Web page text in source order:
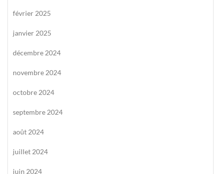
février 2025
janvier 2025
décembre 2024
novembre 2024
octobre 2024
septembre 2024
août 2024
juillet 2024
juin 2024